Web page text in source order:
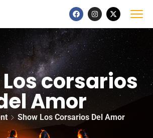
corsarios
Amor
Show Los Corsarios Del Amor